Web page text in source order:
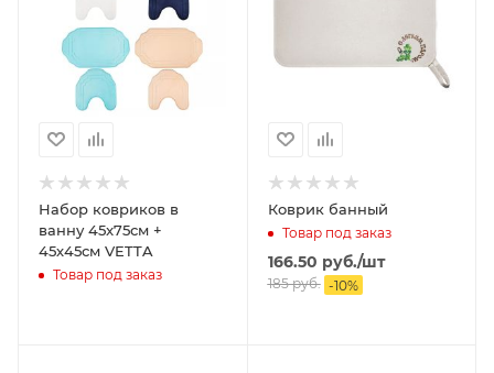
Набор ковриков в
ванну 45x75см +
45х45см VETTA
Товар под заказ
Коврик банный
Товар под заказ
166.50 руб./шт
185руб. -10%